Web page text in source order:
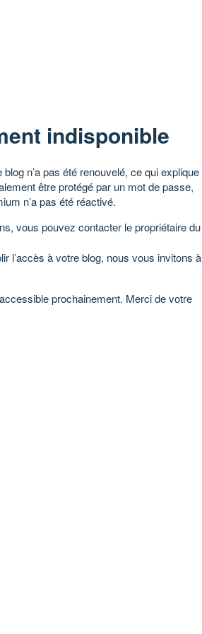
indisponible
n’a pas été renouvelé, ce qui explique
être protégé par un mot de passe,
n’a pas été réactivé.
vous pouvez contacter le propriétaire du
l’accès à votre blog, nous vous invitons à
prochainement. Merci de votre